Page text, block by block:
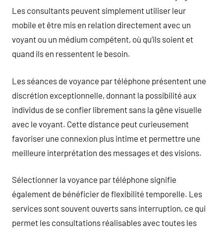
Les consultants peuvent simplement utiliser leur
mobile et être mis en relation directement avec un
voyant ou un médium compétent, où qu’ils soient et
quand ils en ressentent le besoin.
Les séances de voyance par téléphone présentent une
discrétion exceptionnelle, donnant la possibilité aux
individus de se confier librement sans la gêne visuelle
avec le voyant. Cette distance peut curieusement
favoriser une connexion plus intime et permettre une
meilleure interprétation des messages et des visions.
Sélectionner la voyance par téléphone signifie
également de bénéficier de flexibilité temporelle. Les
services sont souvent ouverts sans interruption, ce qui
permet les consultations réalisables avec toutes les